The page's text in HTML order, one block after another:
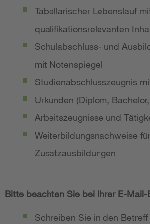
Tabellarischer Lebenslauf
qualifikationsrelevanten
Schulabschluss- und
mit Notenspiegel
Studienabschlusszeugnis
Urkunden (Diplom,
Arbeitszeugnisse und
Weiterbildungsnachweise für
Zusatzausbildungen
Bitte beachten Sie bei Ihrer E-Mail-
Schreiben Sie in den